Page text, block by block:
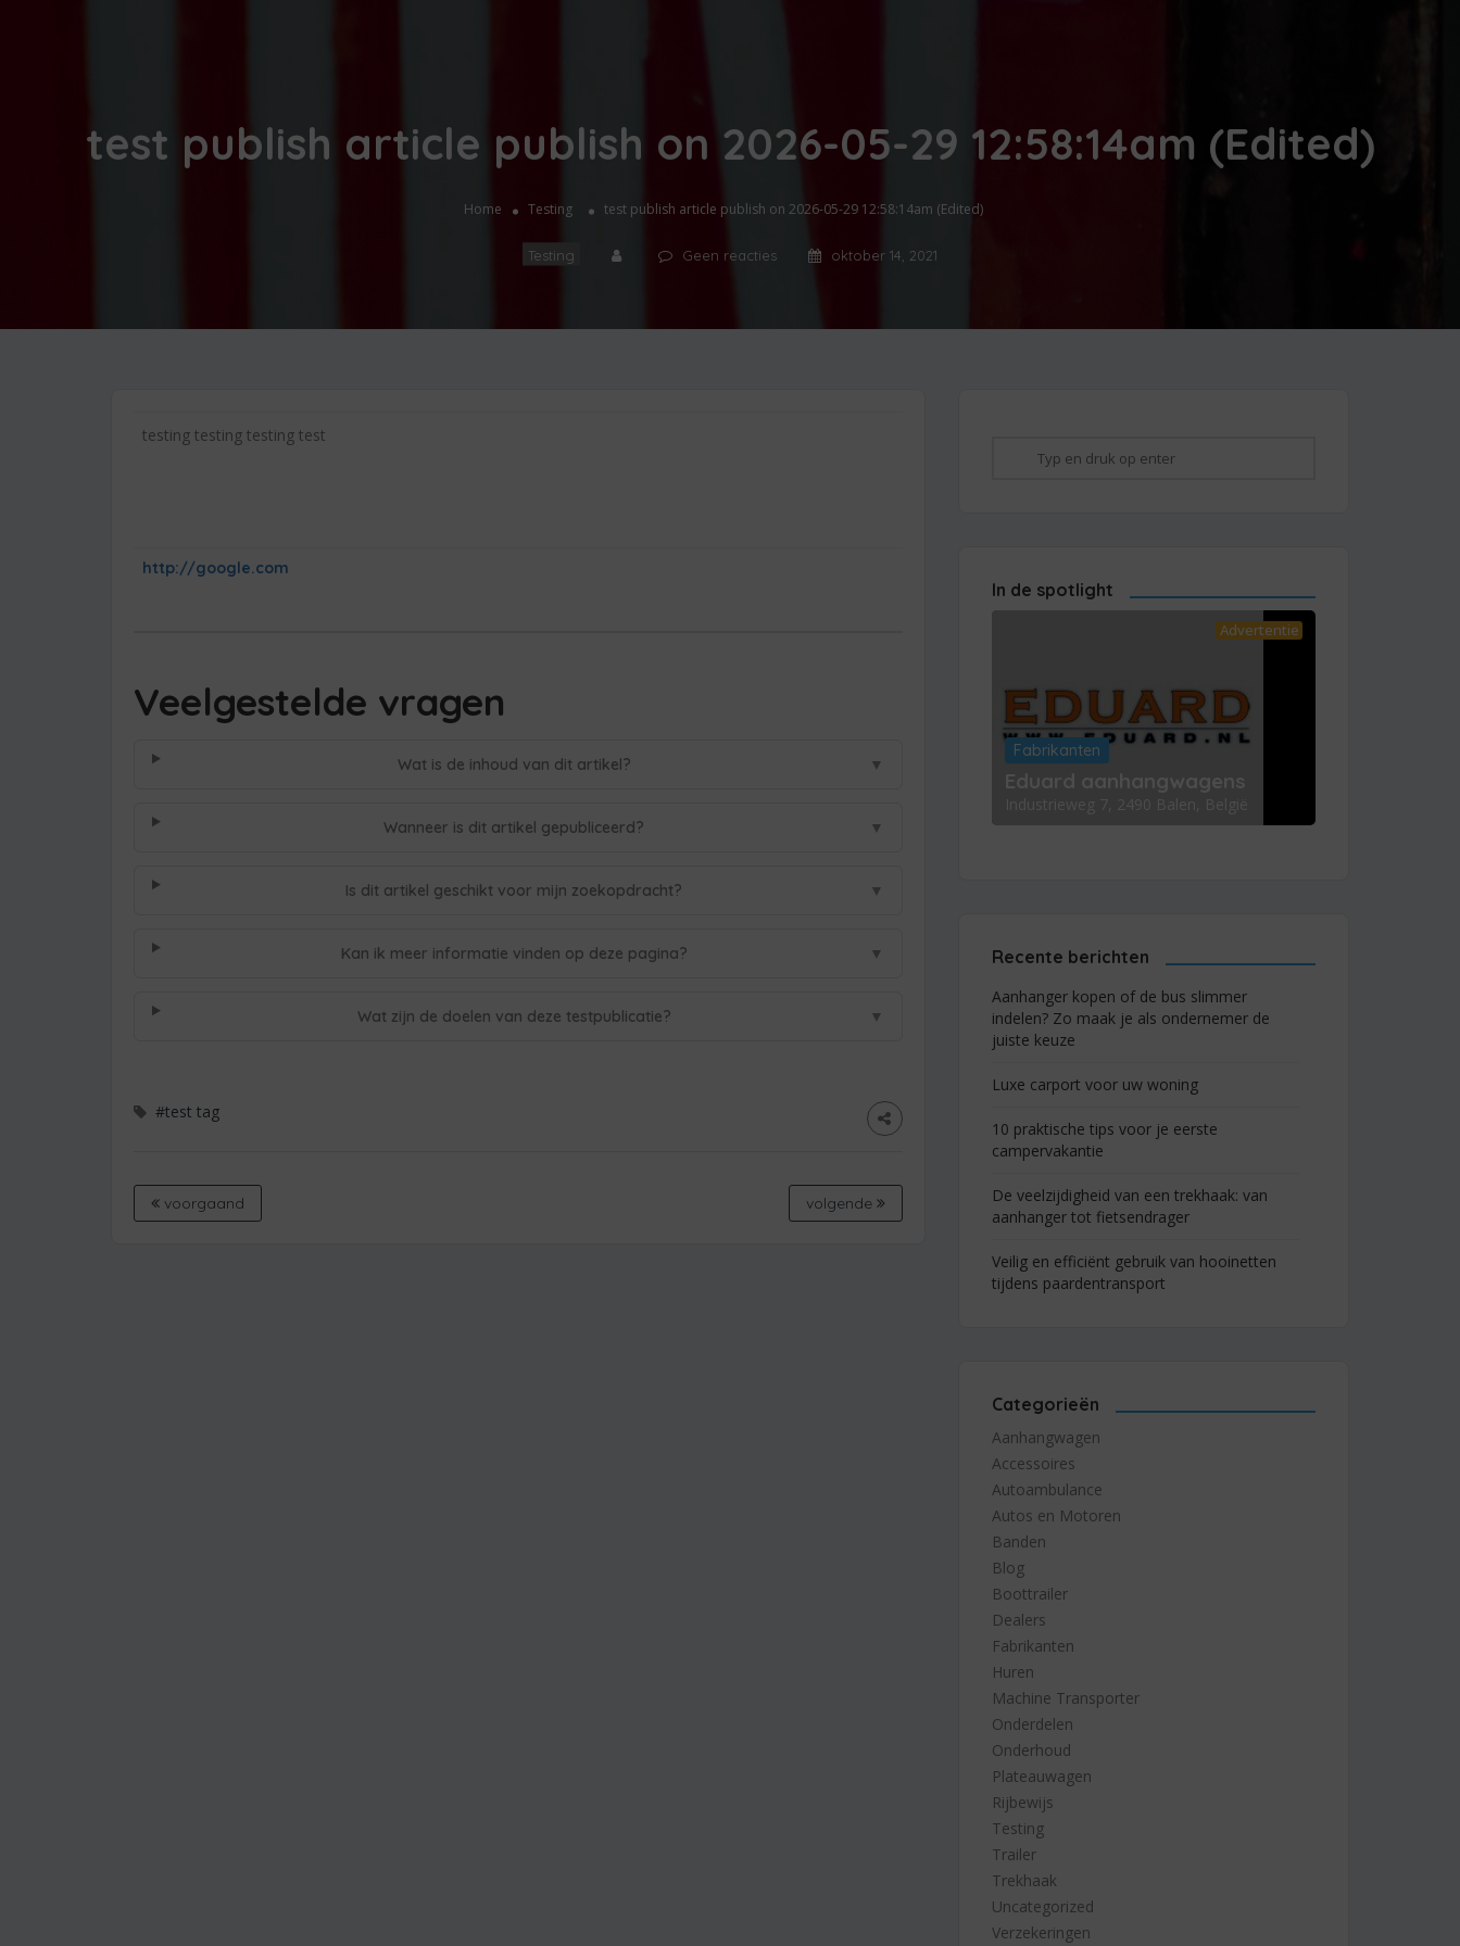
test publish article publish on 2026-05-29 12:58:14am (Edited)
Home Testing test publish article publish on 2026-05-29 12:58:14am (Edited)
Testing Geen reacties oktober 14, 2021
testing testing testing test
http://google.com
Veelgestelde vragen
Wat is de inhoud van dit artikel? ▼
Wanneer is dit artikel gepubliceerd? ▼
Is dit artikel geschikt voor mijn zoekopdracht? ▼
Kan ik meer informatie vinden op deze pagina? ▼
Wat zijn de doelen van deze testpublicatie? ▼
#test tag
voorgaand volgende
In de spotlight
Advertentie
Fabrikanten
Recente berichten
Aanhanger kopen of de bus slimmer
indelen? Zo maak je als ondernemer de
juiste keuze
Luxe carport voor uw woning
10 praktische tips voor je eerste
campervakantie
De veelzijdigheid van een trekhaak: van
aanhanger tot fietsendrager
Veilig en efficiënt gebruik van hooinetten
tijdens paardentransport
Categorieën
Aanhangwagen
Accessoires
Autoambulance
Autos en Motoren
Banden
Blog
Boottrailer
Dealers
Fabrikanten
Huren
Machine Transporter
Onderdelen
Onderhoud
Plateauwagen
Rijbewijs
Testing
Trailer
Trekhaak
Uncategorized
Verzekeringen